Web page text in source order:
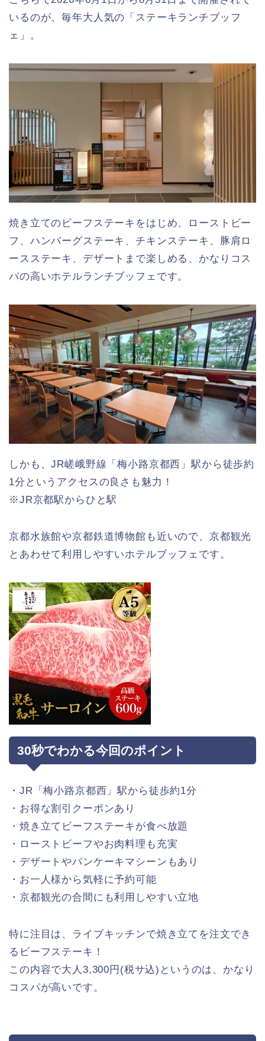
いるのが、毎年大人気の「ステーキランチブッフ
ェ」。
焼き立てのビーフステーキをはじめ、ローストビー
フ、ハンバーグステーキ、チキンステーキ、豚肩ロ
ースステーキ、デザートまで楽しめる、かなりコス
パの高いホテルランチブッフェです。
しかも、JR嵯峨野線「梅小路京都西」駅から徒歩約
1分というアクセスの良さも魅力！
※JR京都駅からひと駅
京都水族館や京都鉄道博物館も近いので、京都観光
とあわせて利用しやすいホテルブッフェです。
30秒でわかる今回のポイント
・JR「梅小路京都西」駅から徒歩約1分
・お得な割引クーポンあり
・焼き立てビーフステーキが食べ放題
・ローストビーフやお肉料理も充実
・デザートやパンケーキマシーンもあり
・お一人様から気軽に予約可能
・京都観光の合間にも利用しやすい立地
特に注目は、ライブキッチンで焼き立てを注文でき
るビーフステーキ！
この内容で大人3,300円(税サ込)というのは、かなり
コスパが高いです。